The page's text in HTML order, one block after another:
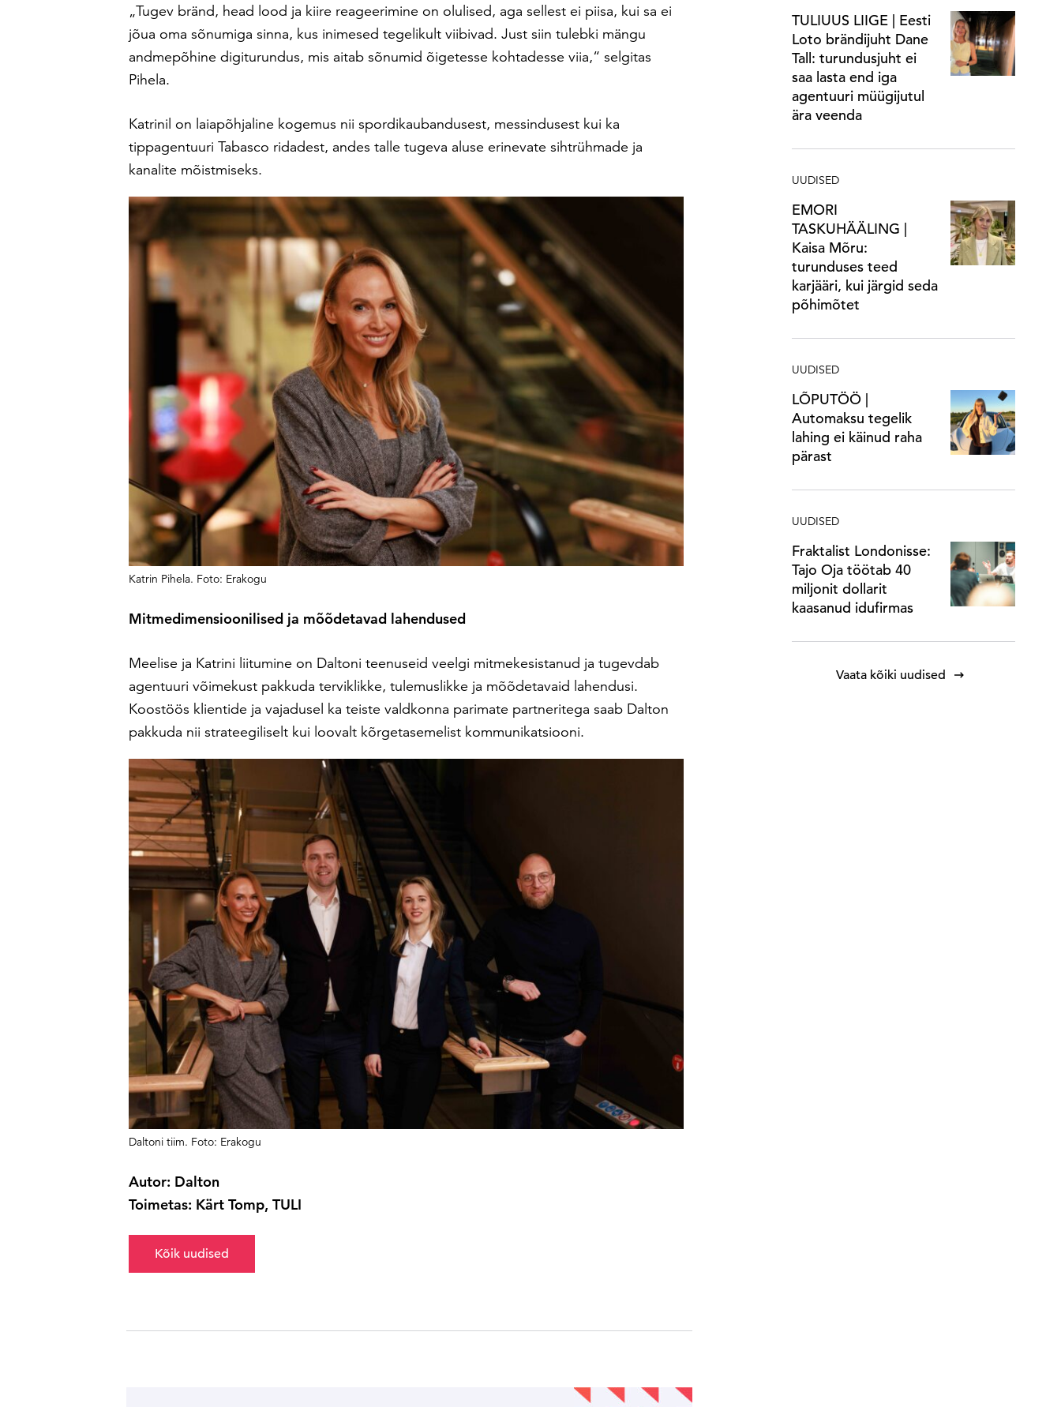
„Tugev bränd, head lood ja kiire reageerimine on olulised, aga sellest ei piisa, kui sa ei
jõua oma sõnumiga sinna, kus inimesed tegelikult viibivad. Just siin tulebki mängu
andmepõhine digiturundus, mis aitab sõnumid õigetesse kohtadesse viia,“ selgitas
Pihela.
Katrinil on laiapõhjaline kogemus nii spordikaubandusest, messindusest kui ka
tippagentuuri Tabasco ridadest, andes talle tugeva aluse erinevate sihtrühmade ja
kanalite mõistmiseks.
Katrin Pihela. Foto: Erakogu
Mitmedimensioonilised ja mõõdetavad lahendused
Meelise ja Katrini liitumine on Daltoni teenuseid veelgi mitmekesistanud ja tugevdab
agentuuri võimekust pakkuda terviklikke, tulemuslikke ja mõõdetavaid lahendusi.
Koostöös klientide ja vajadusel ka teiste valdkonna parimate partneritega saab Dalton
pakkuda nii strateegiliselt kui loovalt kõrgetasemelist kommunikatsiooni.
Daltoni tiim. Foto: Erakogu
Autor: Dalton
Toimetas: Kärt Tomp, TULI
Kõik uudised
TULIUUS LIIGE | Eesti
Loto brändijuht Dane
Tall: turundusjuht ei
saa lasta end iga
agentuuri müügijutul
ära veenda
UUDISED
EMORI
TASKUHÄÄLING |
Kaisa Mõru:
turunduses teed
karjääri, kui järgid seda
põhimõtet
UUDISED
LÕPUTÖÖ |
Automaksu tegelik
lahing ei käinud raha
pärast
UUDISED
Fraktalist Londonisse:
Tajo Oja töötab 40
miljonit dollarit
kaasanud idufirmas
Vaata kõiki uudised